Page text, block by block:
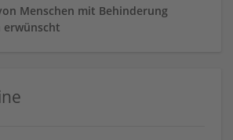
Menschen mit Behinderung
erwünscht